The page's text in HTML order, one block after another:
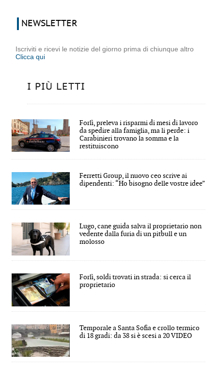
NEWSLETTER
Iscriviti e ricevi le notizie del giorno prima di chiunque altro
Clicca qui
I PIÙ LETTI
Forlì, preleva i risparmi di mesi di lavoro
da spedire alla famiglia, ma li perde: i
Carabinieri trovano la somma e la
restituiscono
Ferretti Group, il nuovo ceo scrive ai
dipendenti: “Ho bisogno delle vostre idee”
Lugo, cane guida salva il proprietario non
vedente dalla furia di un pitbull e un
molosso
Forlì, soldi trovati in strada: si cerca il
proprietario
Temporale a Santa Sofia e crollo termico
di 18 gradi: da 38 si è scesi a 20 VIDEO